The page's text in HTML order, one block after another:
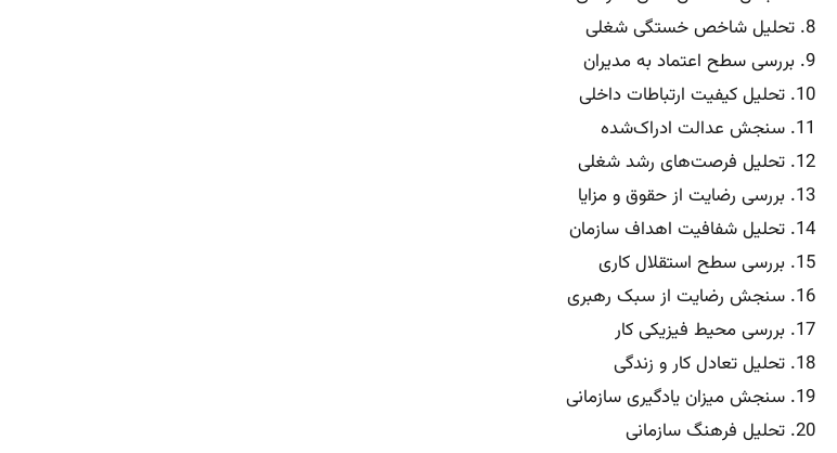
8. تحلیل شاخص خستگی شغلی
9. بررسی سطح اعتماد به مدیران
10. تحلیل کیفیت ارتباطات داخلی
11. سنجش عدالت ادراک‌شده
12. تحلیل فرصت‌های رشد شغلی
13. بررسی رضایت از حقوق و مزایا
14. تحلیل شفافیت اهداف سازمان
15. بررسی سطح استقلال کاری
16. سنجش رضایت از سبک رهبری
17. بررسی محیط فیزیکی کار
18. تحلیل تعادل کار و زندگی
19. سنجش میزان یادگیری سازمانی
20. تحلیل فرهنگ سازمانی